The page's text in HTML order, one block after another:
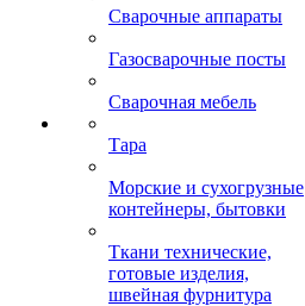
Сварочные аппараты
Газосварочные посты
Сварочная мебель
Тара
Морские и сухогрузные
контейнеры, бытовки
Ткани технические,
готовые изделия,
швейная фурнитура